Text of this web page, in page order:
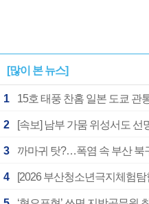
[많이 본 뉴스]
1 15호 태풍 찬홈 일본 도쿄
2 [속보] 남부 가뭄 위성서도
3 까마귀 탓?…폭염 속 부산 북
4